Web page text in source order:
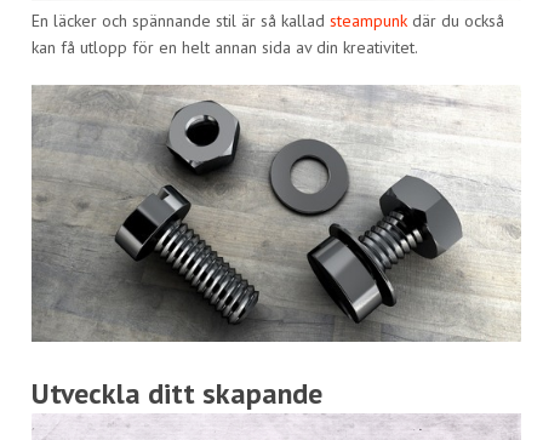
En läcker och spännande stil är så kalladsteampunk där du också
kan få utlopp för en helt annan sida av din kreativitet.
Utveckla ditt skapande